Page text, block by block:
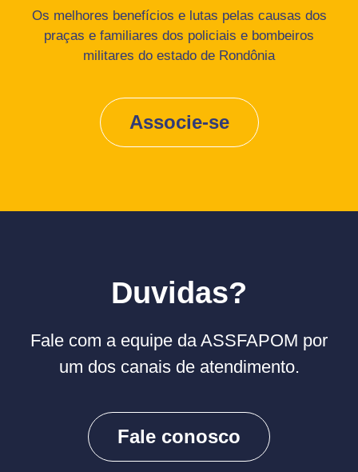
Os melhores benefícios e lutas pelas causas dos
praças e familiares dos policiais e bombeiros
militares do estado de Rondônia
Associe-se
Duvidas?
Fale com a equipe da ASSFAPOM por
um dos canais de atendimento.
Fale conosco